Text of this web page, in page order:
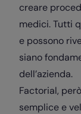
creare
medici. Tutti
e possono
siano
dell’azienda.
Factorial,
semplice e